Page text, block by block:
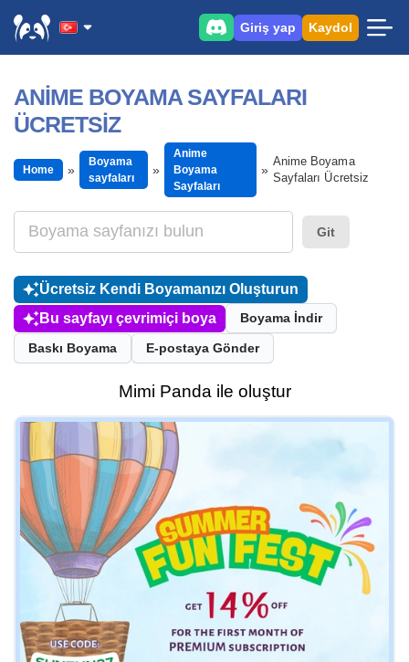
Giriş yap Kaydol
ANIME BOYAMA SAYFALARI
ÜCRETSIZ
Home
Boyama
sayfaları
Anime
Boyama
Sayfaları
Anime Boyama
Sayfaları Ücretsiz
Git
Ücretsiz Kendi Boyamanızı Oluşturun
Bu sayfayı çevrimiçi boya
Boyama İndir
Baskı Boyama E-postaya Gönder
Mimi Panda ile oluştur